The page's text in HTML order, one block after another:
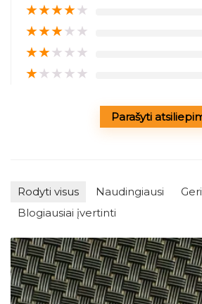
★★★★★
★★★★★
★★★★★
★★★★★
Parašyti
Rodyti visus Naudingiausi
Blogiausiai įvertinti